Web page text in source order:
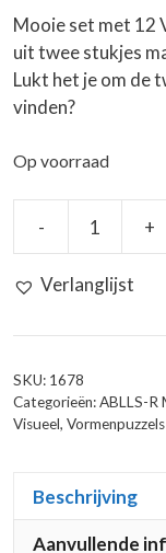
Mooie set met 12
uit twee stukjes
Lukt het je om de
vinden?
Op voorraad
- +
Verlanglijst
SKU: 1678
Categorieën:ABLLS-R
Visueel, Vormenpuzzels
Beschrijving
Aanvullende